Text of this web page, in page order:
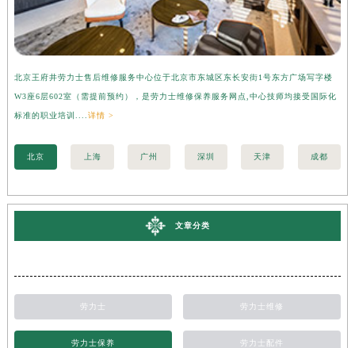
北京王府井劳力士售后维修服务中心位于北京市东城区东长安街1号东方广场写字楼
W3座6层602室（需提前预约），是劳力士维修保养服务网点,中心技师均接受国际化
标准的职业培训.... 详情 >
北京 上海 广州 深圳 天津 成都
文章分类
劳力士 劳力士维修
劳力士保养 劳力士配件